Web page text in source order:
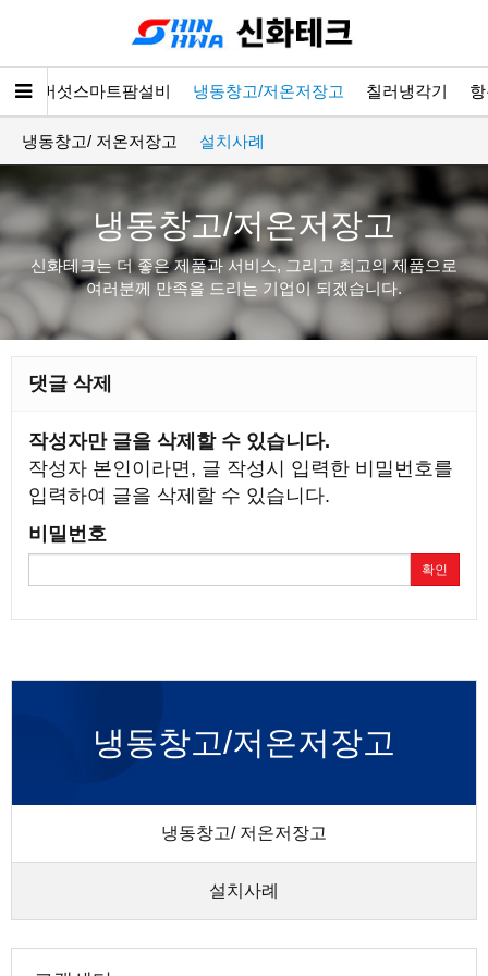
버섯스마트팜설비 냉동창고/저온저장고 칠러냉각기
냉동창고/ 저온저장고 설치사례
냉동창고/저온저장고
신화테크는 더 좋은 제품과 서비스, 그리고 최고의 제품으로
여러분께 만족을 드리는 기업이 되겠습니다.
댓글 삭제
작성자만 글을 삭제할 수 있습니다.
작성자 본인이라면, 글 작성시 입력한 비밀번호를
입력하여 글을 삭제할 수 있습니다.
비밀번호
확인
냉동창고/저온저장고
냉동창고/ 저온저장고
설치사례